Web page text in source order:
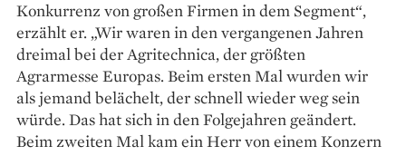
Konkurrenz von großen Firmen in dem Segment“,
erzählt er. „Wir waren in den vergangenen Jahren
dreimal bei der Agritechnica, der größten
Agrarmesse Europas. Beim ersten Mal wurden wir
als jemand belächelt, der schnell wieder weg sein
würde. Das hat sich in den Folgejahren geändert.
Beim zweiten Mal kam ein Herr von einem Konzern